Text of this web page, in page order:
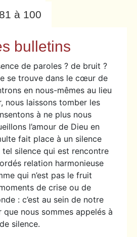
à 100
bulletins
de paroles ? de bruit ?
se trouve dans le cœur de
en nous-mêmes au lieu
nous laissons tomber les
à ne plus nous
l’amour de Dieu en
fait place à un silence
tel silence qui est rencontre
relation harmonieuse
qui n’est pas le fruit
de crise ou de
: c’est au sein de notre
nous sommes appelés à
silence.